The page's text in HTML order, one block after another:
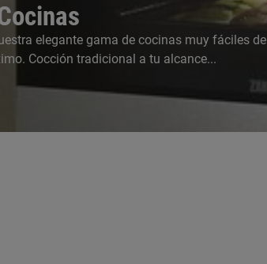
elegante gama de cocinas muy fáciles de
Cocción tradicional a tu alcance...